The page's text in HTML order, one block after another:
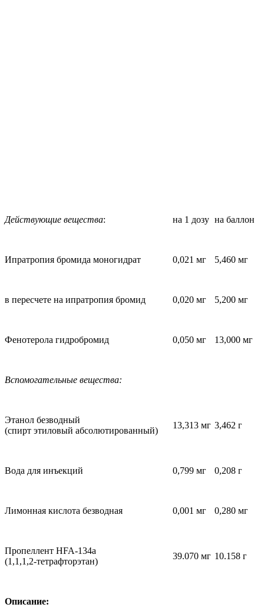
Действующие вещества: на 1 дозу на баллон
Ипратропия бромида моногидрат 0,021 мг 5,460 мг
в пересчете на ипратропия бромид 0,020 мг 5,200 мг
Фенотерола гидробромид 0,050 мг 13,000 мг
Вспомогательные вещества:
Этанол безводный
(спирт этиловый абсолютированный)
13,313 мг 3,462 г
Вода для инъекций 0,799 мг 0,208 г
Лимонная кислота безводная 0,001 мг 0,280 мг
Пропеллент HFA-134a
(1,1,1,2-тетрафторэтан)
39.070 мг 10.158 г
Описание: